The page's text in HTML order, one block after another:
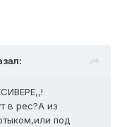
в рес?А из
под